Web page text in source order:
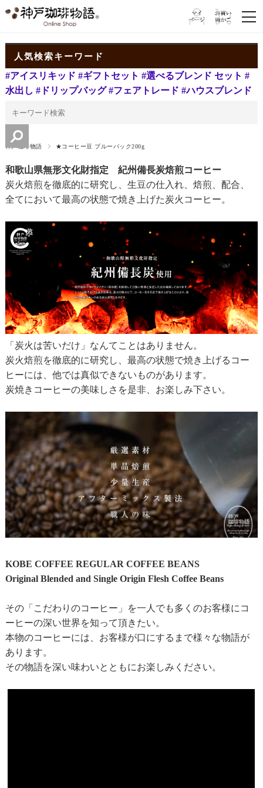
人気検索キーワード
#アイスリキッド #ギフトセット #選べるブレンド セット #
水出し #ドリップバッグ #フェアトレード #ハウスブレンド
神戸珈琲物語 ★コーヒー豆 ブルーパック200g
和歌山県無形文化財指定 紀州備長炭焙煎コーヒー
炭火焙煎を徹底的に研究し、生豆の仕入れ、焙煎、配合、
全てにおいて最高の状態で焼き上げた炭火コーヒー。
「炭火は苦いだけ」なんてことはありません。
炭火焙煎を徹底的に研究し、最高の状態で焼き上げるコー
ヒーには、他では真似できないものがあります。
炭焼きコーヒーの美味しさを是非、お楽しみ下さい。
KOBE COFFEE REGULAR COFFEE BEANS
Original Blended and Single Origin Flesh Coffee Beans
その「こだわりのコーヒー」を一人でも多くのお客様にコ
ーヒーの深い世界を知って頂きたい。
本物のコーヒーには、お客様が口にするまで様々な物語が
あります。
その物語を深い味わいとともにお楽しみください。